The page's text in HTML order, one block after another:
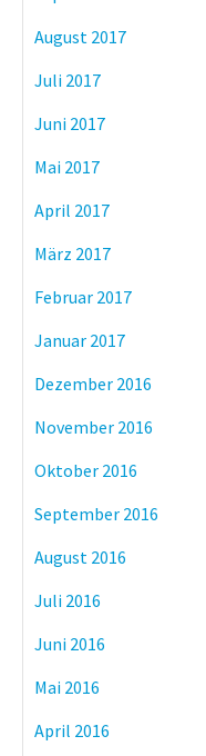
August 2017
Juli 2017
Juni 2017
Mai 2017
April 2017
März 2017
Februar 2017
Januar 2017
Dezember 2016
November 2016
Oktober 2016
September 2016
August 2016
Juli 2016
Juni 2016
Mai 2016
April 2016